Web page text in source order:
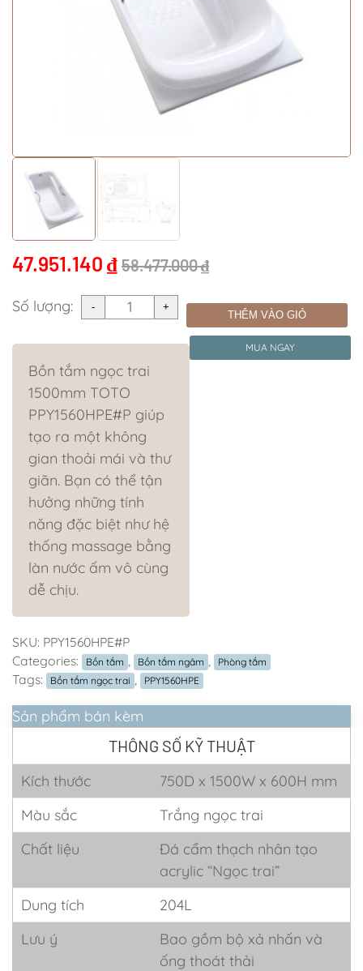
47.951.140 ₫ 58.477.000₫
Số lượng: THÊM VÀO GIỎ
MUA NGAY
Bồn tắm ngọc trai
1500mm TOTO
PPY1560HPE#P giúp
tạo ra một không
gian thoải mái và thư
giãn. Bạn có thể tận
hưởng những tính
năng đặc biệt như hệ
thống massage bằng
làn nước ấm vô cùng
dễ chịu.
SKU: PPY1560HPE#P
Categories:
Bồn tắm Bồn tắm ngâm Phòng tắm
Tags: Bồn tắm ngọc trai PPY1560HPE
Sản phẩm bán kèm
THÔNG SỐ KỸ THUẬT
Kích thước
750D x 1500W x 600H mm
Màu sắc
Trắng ngọc trai
Chất liệu
Đá cẩm thạch nhân tạo
acrylic “Ngọc trai”
Dung tích
204L
Lưu ý
Bao gồm bộ xả nhấn và
ống thoát thải